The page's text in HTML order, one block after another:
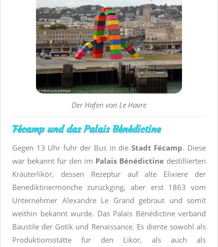
Der Hafen von Le Havre
Fécamp und das Palais Bénédictine
Gegen 13 Uhr fuhr der Bus in die Stadt Fécamp. Diese
war bekannt für den im Palais Bénédictine destillierten
Kräuterlikör, dessen Rezeptur auf alte Elixiere der
Benediktinermönche zurückging, aber erst 1863 vom
Unternehmer Alexandre Le Grand gebraut und somit
weithin bekannt wurde. Das Palais Bénédictine verband
Baustile der Gotik und Renaissance. Es diente sowohl als
Produktionsstätte für den Likör, als auch als